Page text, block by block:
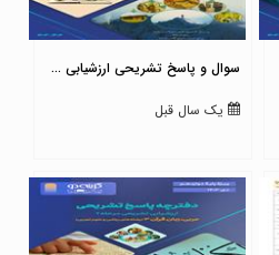
سوال و پاسخ تشریحی ارزشیابی ...
یک سال قبل